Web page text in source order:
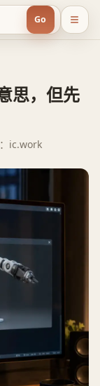
Go
思，但先
ic.work